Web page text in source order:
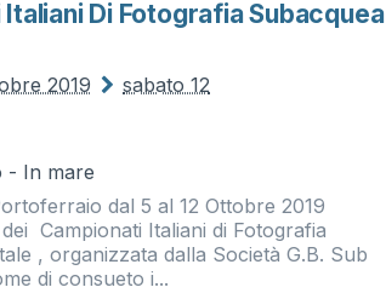
Di Fotografia Subacquea
2019
sabato 12
- In mare
dal 5 al 12 Ottobre 2019
dei Campionati Italiani di Fotografia
, organizzata dalla Società G.B. Sub
di consueto i...